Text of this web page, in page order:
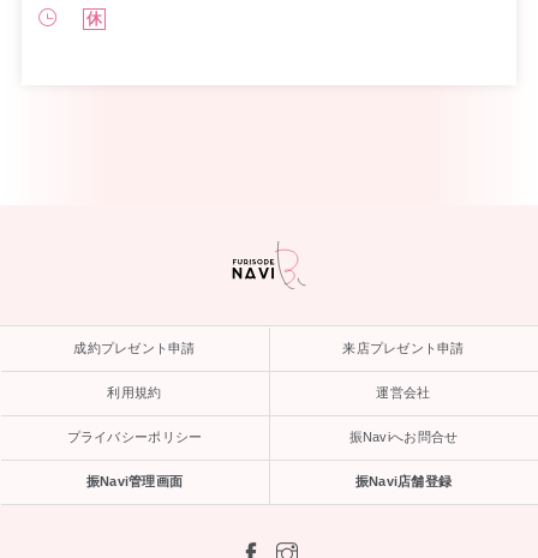
休
成約プレゼント申請 来店プレゼント申請
利用規約 運営会社
プライバシーポリシー 振Naviへお問合せ
振Navi管理画面 振Navi店舗登録